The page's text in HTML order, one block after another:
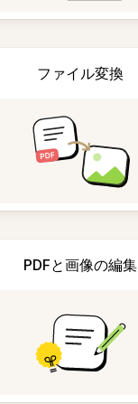
ファイル変換
PDFと画像の編集